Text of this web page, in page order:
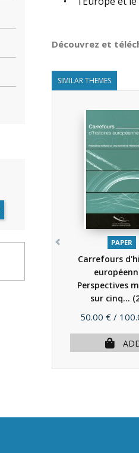
Découvrez et
SIMILAR THEMES
PAPER
Carrefours
Perspectives
sur cinq...
Price
50.00 € /